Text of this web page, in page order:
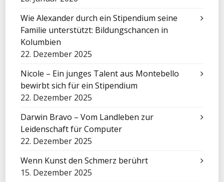
Wie Alexander durch ein Stipendium seine
Familie unterstützt: Bildungschancen in
Kolumbien
22. Dezember 2025
Nicole – Ein junges Talent aus Montebello
bewirbt sich für ein Stipendium
22. Dezember 2025
Darwin Bravo – Vom Landleben zur
Leidenschaft für Computer
22. Dezember 2025
Wenn Kunst den Schmerz berührt
15. Dezember 2025